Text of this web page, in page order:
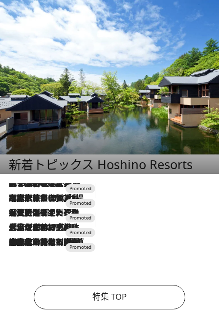
新着トピックス Hoshino Resorts
2026.8.7
【トンボの足水浴】ヒノキの香りに包まれて涼感マックス！約13℃の湧水かけ流しを避暑地「星野温泉 トンボの湯」で体験
2026.7.31
【ホテル帰省】という選択肢をOMOが提案。家族とほどよい距離を保つには「昼は実家、夜は気兼ねなくホテルで！」
2026.7.24
【夏限定ディナーコース】旬を迎える稚鮎や花ズッキーニなどをイタリア・トスカーナの郷土料理の手法で満喫！
2026.7.17
「土佐和ハーブかき氷」がOMO7高知に登場！生姜、山椒、大葉など目にも舌にも涼を呼ぶ郷土の味
2026.7.10
NEW OPEN！【界 草津】名湯の地に誕生。趣の異なる2種の温泉と上州ならではの会席・蕎麦割烹など美食を味わう究極の癒やし旅
特集 TOP